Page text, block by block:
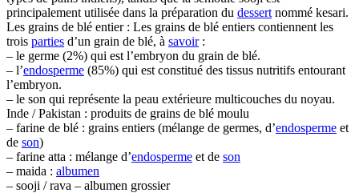
principalement utilisée dans la préparation du dessert nommé kesari.
Les grains de blé entier : Les grains de blé entiers contiennent les
trois parties d’un grain de blé, à savoir:
– le germe (2%) qui est l’embryon du grain de blé.
– l’endosperme (85%) qui est constitué des tissus nutritifs entourant
l’embryon.
– le son qui représente la peau extérieure multicouches du noyau.
Inde / Pakistan : produits de grains de blé moulu
– farine de blé : grains entiers (mélange de germes, d’endosperme et
de son)
– farine atta : mélange d’endosperme et de son
– maida : albumen
– sooji / rava – albumen grossier